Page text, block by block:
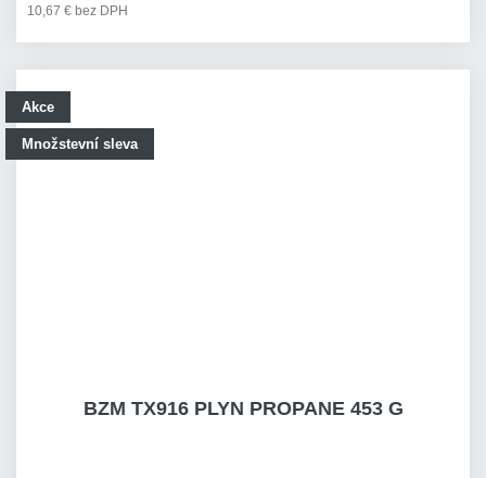
10,67 € bez DPH
Akce
Množstevní sleva
BZM TX916 PLYN PROPANE 453 G